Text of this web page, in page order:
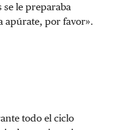
se le preparaba
apúrate, por favor».
todo el ciclo